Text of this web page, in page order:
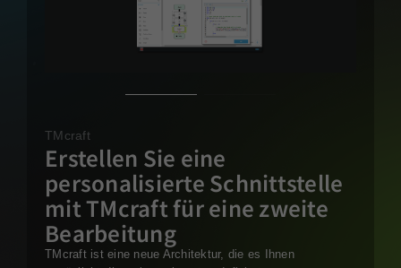
TMcraft
Erstellen Sie eine
personalisierte Schnittstelle
mit TMcraft für eine zweite
Bearbeitung
TMcraft ist eine neue Architektur, die es Ihnen